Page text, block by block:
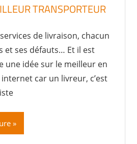
TRANSPORTEUR
de livraison, chacun
et ses défauts… Et il est
une idée sur le meilleur en
car un livreur, c’est